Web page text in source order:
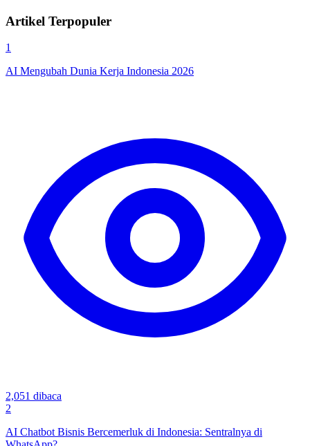
Artikel Terpopuler
1
AI Mengubah Dunia Kerja Indonesia 2026
2,051 dibaca
2
AI Chatbot Bisnis Bercemerluk di Indonesia: Sentralnya di